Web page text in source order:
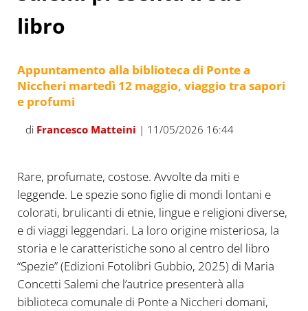
libro
Appuntamento alla biblioteca di Ponte a
Niccheri martedì 12 maggio, viaggio tra sapori
e profumi
di Francesco Matteini | 11/05/2026 16:44
Rare, profumate, costose. Avvolte da miti e
leggende. Le spezie sono figlie di mondi lontani e
colorati, brulicanti di etnie, lingue e religioni diverse,
e di viaggi leggendari. La loro origine misteriosa, la
storia e le caratteristiche sono al centro del libro
“Spezie” (Edizioni Fotolibri Gubbio, 2025) di Maria
Concetti Salemi che l’autrice presenterà alla
biblioteca comunale di Ponte a Niccheri domani,